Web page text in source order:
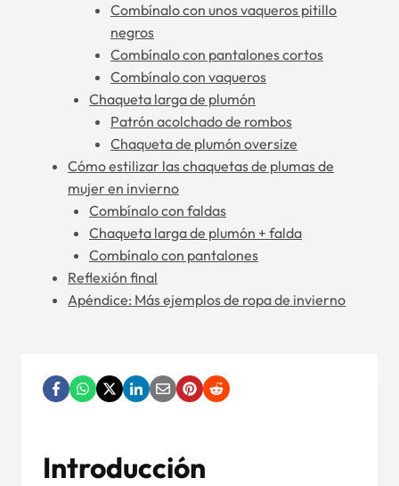
Combínalo con unos vaqueros pitillo
negros
Combínalo con pantalones cortos
Combínalo con vaqueros
Chaqueta larga de plumón
Patrón acolchado de rombos
Chaqueta de plumón oversize
Cómo estilizar las chaquetas de plumas de
mujer en invierno
Combínalo con faldas
Chaqueta larga de plumón + falda
Combínalo con pantalones
Reflexión final
Apéndice: Más ejemplos de ropa de invierno
Introducción